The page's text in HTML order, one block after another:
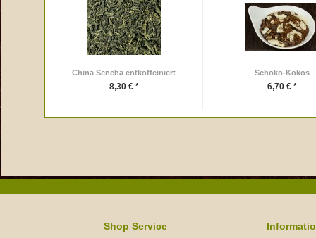
China Sencha entkoffeiniert
8,30 € *
Schoko-Kokos
6,70 € *
Shop Service